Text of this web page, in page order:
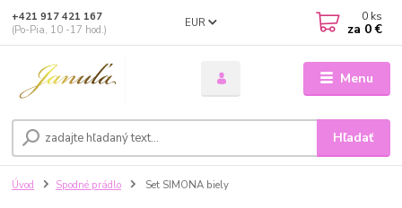
Menu
EUR
Hľadať
+421 917 421 167
(Po-Pia, 10 -17 hod.)
0 ks
za 0 €
Úvod Spodné prádlo Set SIMONA biely